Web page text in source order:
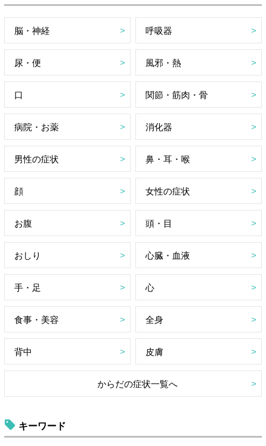
脳・神経 呼吸器
尿・便 風邪・熱
口 関節・筋肉・骨
病院・お薬 消化器
男性の症状 鼻・耳・喉
顔 女性の症状
お腹 頭・目
おしり 心臓・血液
手・足 心
食事・美容 全身
背中 皮膚
からだの症状一覧へ
キーワード